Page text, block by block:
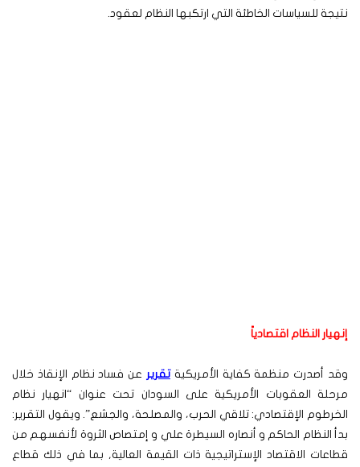
نتيجة للسياسات الخاطئة التي ارتكبها النظام لعقود.
إنهيار النظام اقتصادياً
وقد أصدرت منظمة كفاية الأمريكيةتقرير عن فساد نظام الإنقاذ خلال
مرحلة العقوبات الأمريكية على السودان تحت عنوان “انهيار نظام
الخرطوم الإقتصادي: تلاقي الحرب، والمصلحة، والجشع”. ويقول التقرير:
بدأ النظام الحاكم و أنصاره السيطرة علي و إمتصاص الثروة لأنفسهم من
قطاعات الاقتصاد الإستراتيجية ذات القيمة العالية, بما في ذلك قطاع